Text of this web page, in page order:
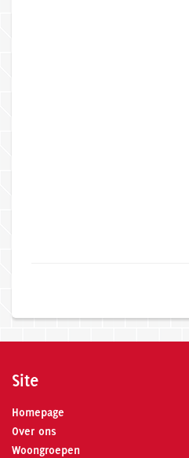
Site
Homepage
Over ons
Woongroepen